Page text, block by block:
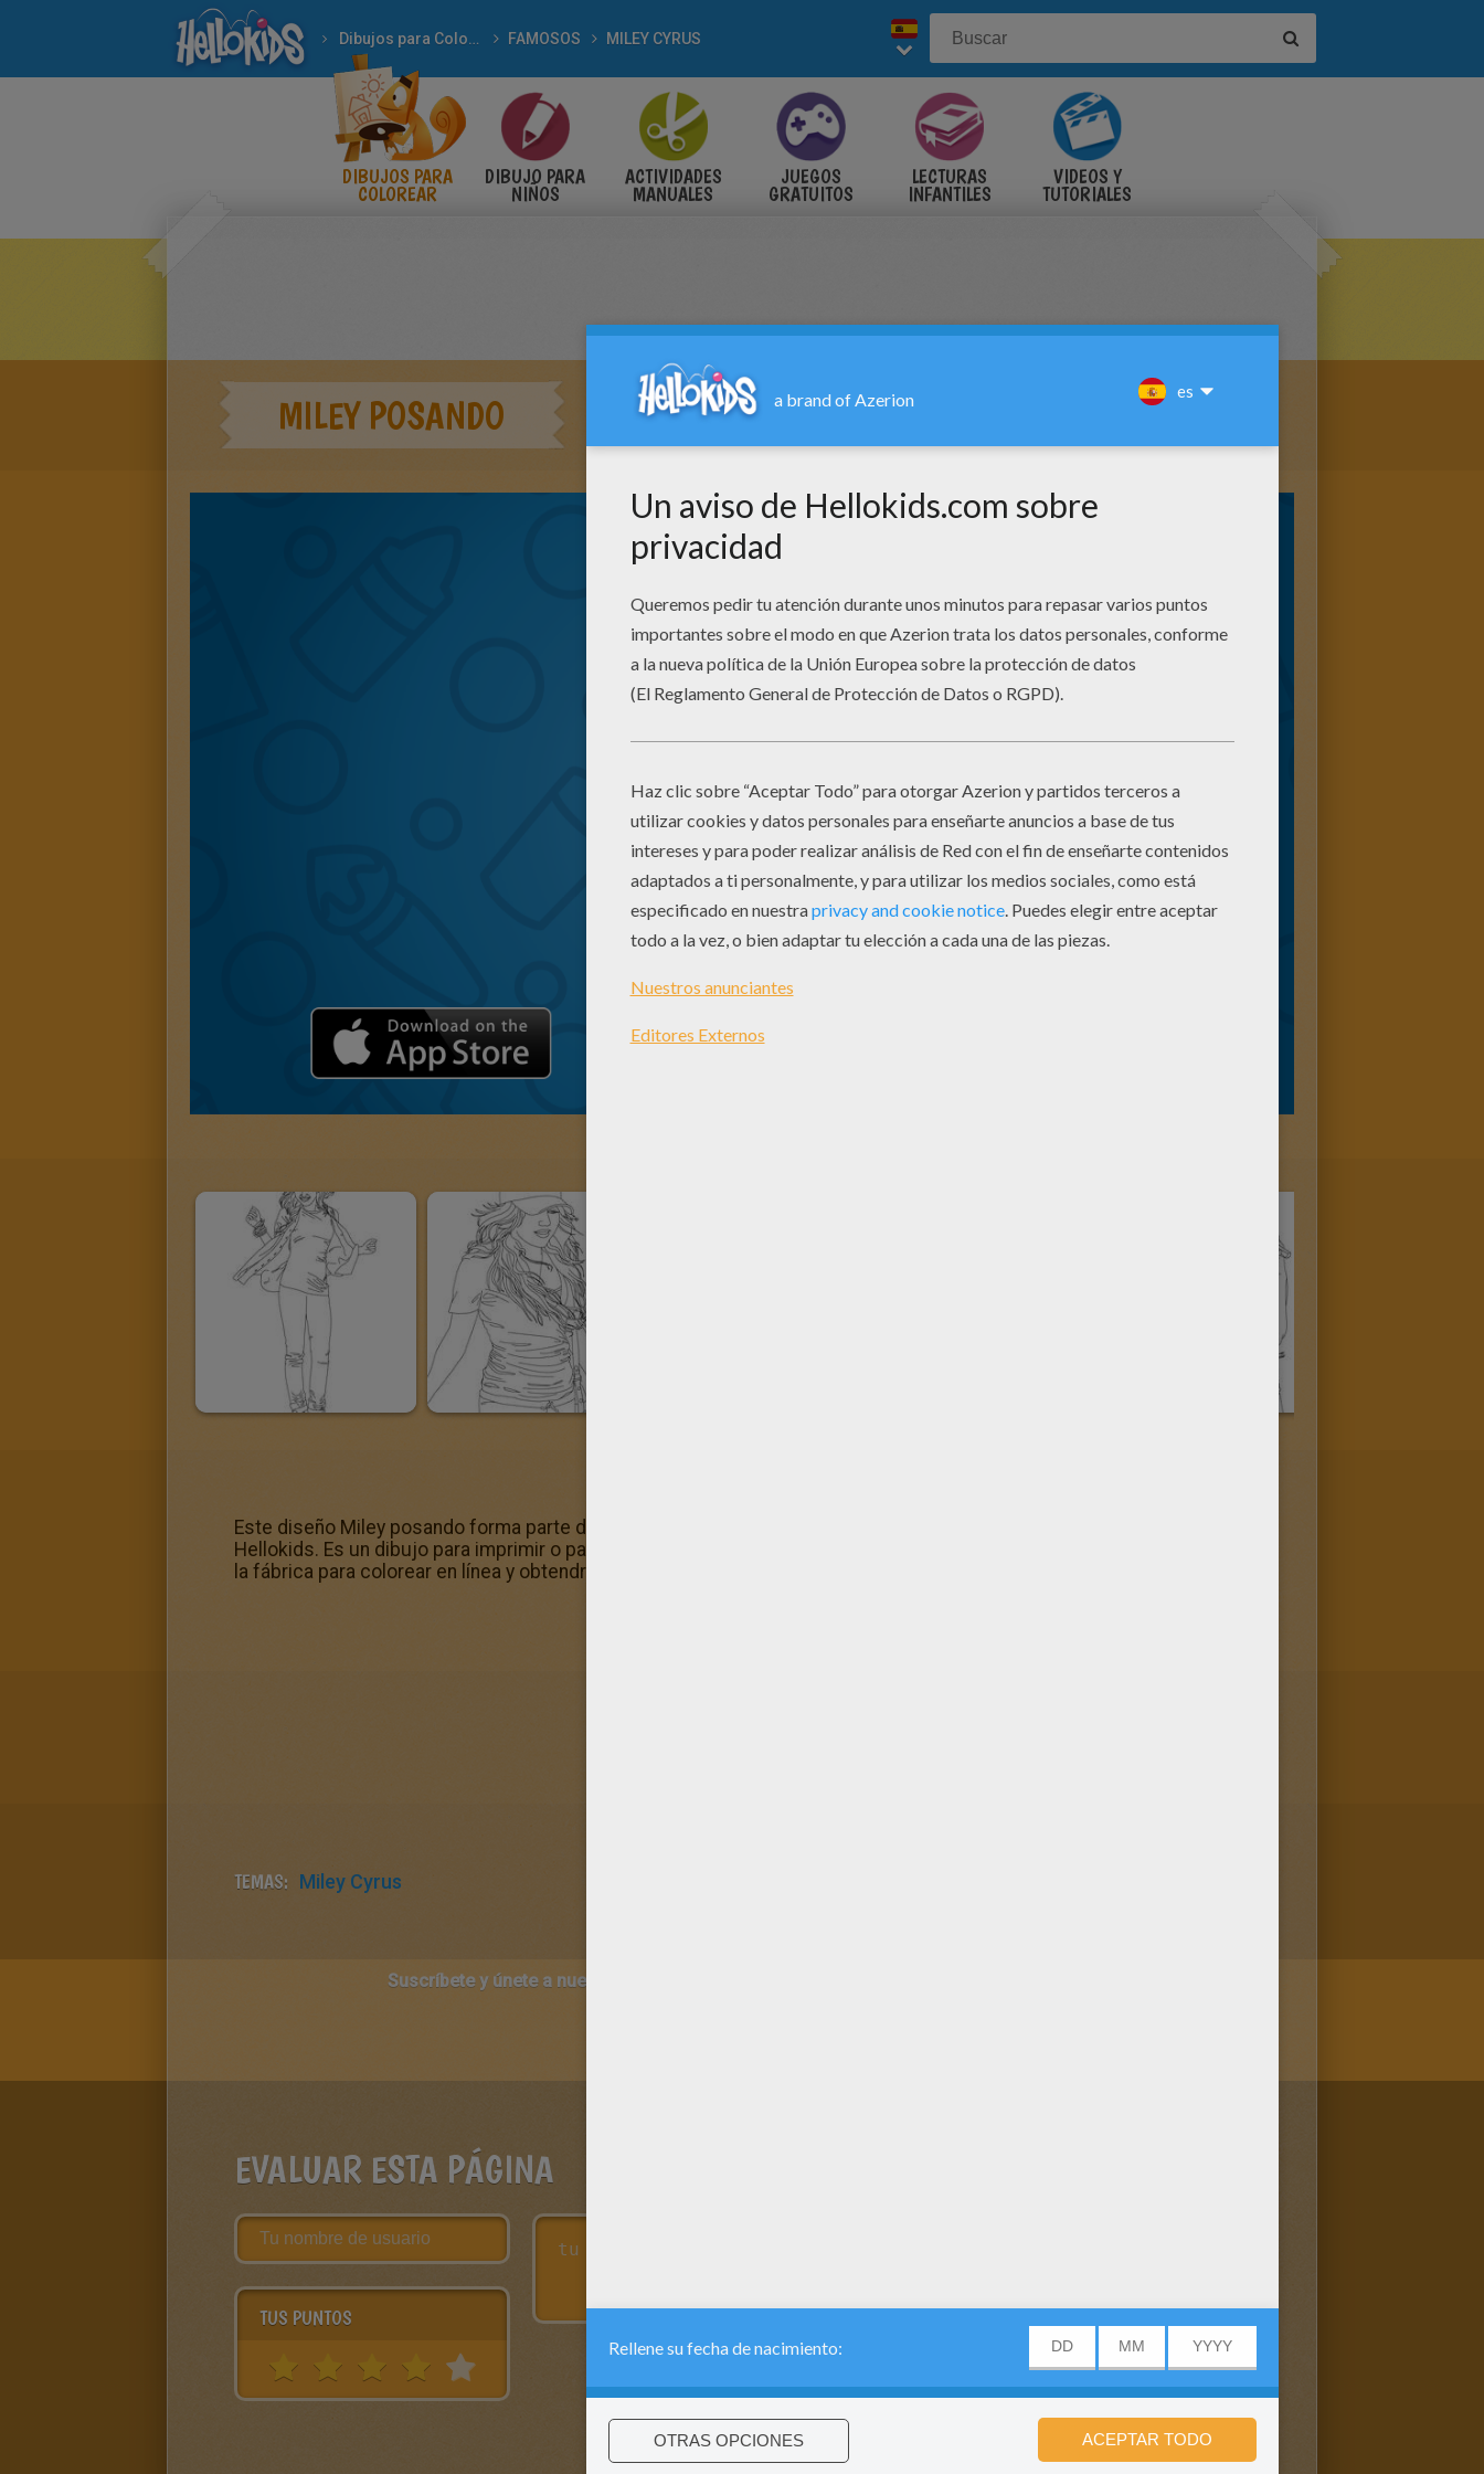
Dibujos para Colorear FAMOSOS MILEY CYRUS
DIBUJOS PARA
COLOREAR
DIBUJO PARA
NIÑOS
ACTIVIDADES
MANUALES
JUEGOS
GRATUITOS
LECTURAS
INFANTILES
VIDEOS Y
TUTORIALES
MILEY POSANDO
Este diseño Miley posando forma parte del conjunto de Dibujos de MILEY CYRUS para colorear que te proponemos en
Hellokids. Es un dibujo para imprimir o para colorear online. Para pintar el dibujo de Miley posando, es muy fácil. Utiliza
la fábrica para colorear en línea y obtendrás un magnífico dibujo para colorear personalizados.
TEMAS: Miley Cyrus
Suscríbete y únete a nuestro canal de vídeos para niños en Youtube:
EVALUAR ESTA PÁGINA
TUS PUNTOS